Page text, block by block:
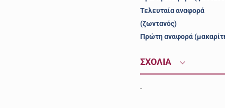
Τελευταία αναφορά
(ζωντανός)
Πρώτη αναφορά
ΣΧΟΛΙΑ
-